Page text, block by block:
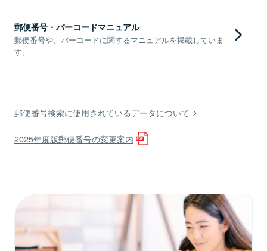
郵便番号・バーコードマニュアル
郵便番号や、バーコードに関するマニュアルを掲載していま
す。
郵便番号検索に使用されているデータについて
2025年度版郵便番号の変更案内